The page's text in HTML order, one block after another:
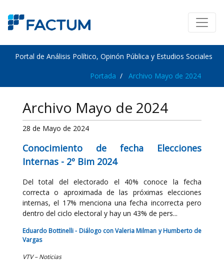
Portal de Análisis Político, Opinón Pública y Estudios Sociales
Portada Archivo Mayo de 2024
Archivo Mayo de 2024
28 de Mayo de 2024
Conocimiento de fecha Elecciones
Internas - 2º Bim 2024
Del total del electorado el 40% conoce la fecha
correcta o aproximada de las próximas elecciones
internas, el 17% menciona una fecha incorrecta pero
dentro del ciclo electoral y hay un 43% de pers...
Eduardo Bottinelli - Diálogo con Valeria Milman y Humberto de
Vargas
VTV – Noticias